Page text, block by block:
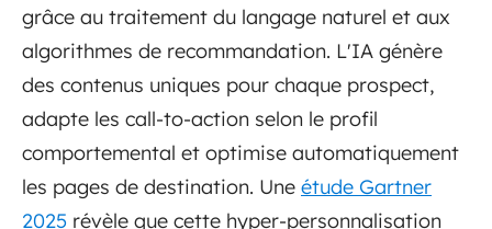
grâce au traitement du langage naturel et aux
algorithmes de recommandation. L'IA génère
des contenus uniques pour chaque prospect,
adapte les call-to-action selon le profil
comportemental et optimise automatiquement
les pages de destination. Une étude Gartner
2025 révèle que cette hyper-personnalisation